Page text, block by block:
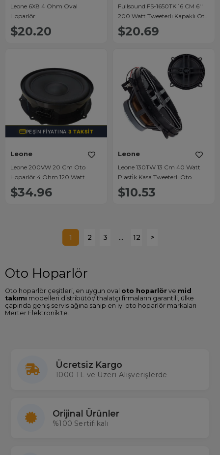
Leone 6X8 4 Ohm Oval
Hoparlör
$20.20
Fullsound FS-1650TK 16 CM 6''
200 Watt Tweeterlı Kapaklı Oto
Hoparlör (2'li Takım)
$20.69
PEŞIN FIYATINA3 TAKSIT
Leone
Leone 200VW 20 Cm Oto
Hoparlör 4 Ohm 120 Watt
$34.96
Leone
Leone 130TW 13 Cm 40 Watt
Plasti̇k Kasa Tweeterlı Oto
Hoparlör
$10.53
1 2 3 ... 12 >
Oto Hoparlör
Oto hoparlör çeşitleri, en uygun oval oto hoparlör ve mid
takımı modelleri distribütör/ithalatçı firmaların garantili, ülke
çapında geniş servis ağına sahip en iyi oto hoparlör markaları
Merter Elektronik'te.
karşılaştırabilir en ucuz
oto hoparlör fiyatları
büyük gerçek stok çalışan toptan ve perakende elektronik
mağazasıMerterelektronik.com'dan satın alabilirsiniz.
Ücretsiz Kargo
1000 TL ve Üzeri Alışverişlerde
Orijinal Ürünler
%100 Sertifikalı